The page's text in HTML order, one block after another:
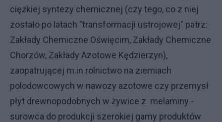
ciężkiej syntezy chemicznej (czy tego, co z niej
zostało po latach "transformacji ustrojowej" patrz:
Zakłady Chemiczne Oświęcim, Zakłady Chemiczne
Chorzów, Zakłady Azotowe Kędzierzyn),
zaopatrującej m.in rolnictwo na ziemiach
polodowcowych w nawozy azotowe czy przemysł
płyt drewnopodobnych w żywice z melaminy -
surowca do produkcji szerokiej gamy produktów